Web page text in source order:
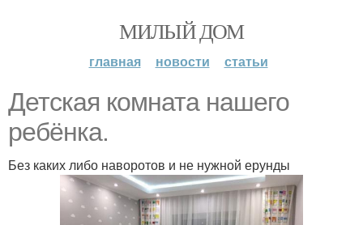
МИЛЫЙ ДОМ
главная новости статьи
Детская комната нашего
ребёнка.
Без каких либо наворотов и не нужной ерунды